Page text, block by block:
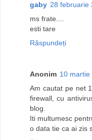
gaby 28 februarie
ms frate....
esti tare
Răspundeți
Anonim 10 martie
Am cautat pe net
firewall, cu
blog.
Iti multumesc
o data tie ca ai zis